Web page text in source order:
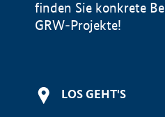
finden Sie konkrete
GRW-Projekte!
LOS GEHT'S